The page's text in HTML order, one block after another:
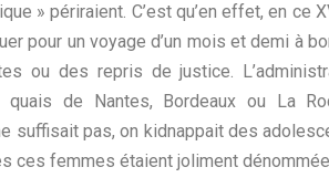
» périraient. C’est qu’en effet, en ce
pour un voyage d’un mois et demi à
ou des repris de justice.
quais de Nantes, Bordeaux ou La
suffisait pas, on kidnappait des
ces femmes étaient joliment